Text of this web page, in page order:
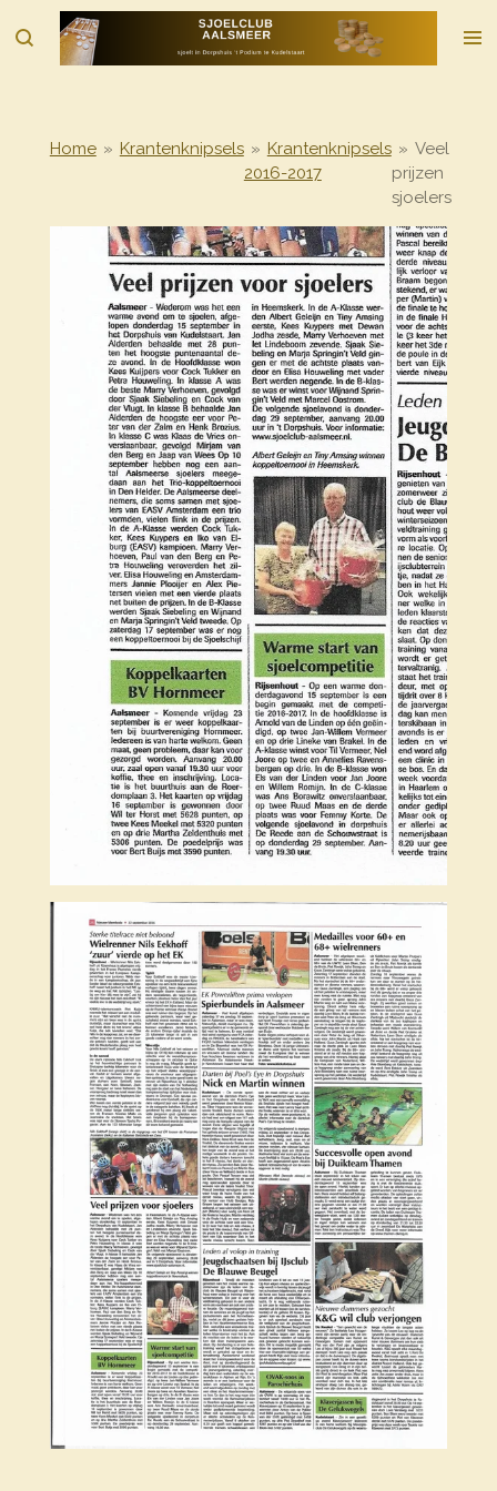
direct
Home » Krantenknipsels » Krantenknipsels
2016-2017
» Veel
prijzen
sjoelers